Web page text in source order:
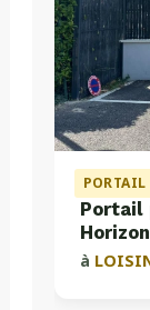
Portail
à